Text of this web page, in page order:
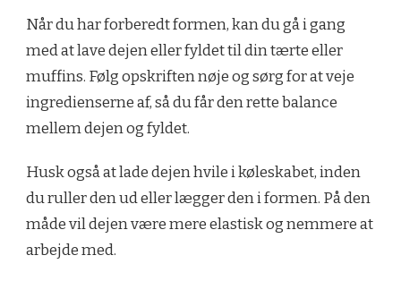
Når du har forberedt formen, kan du gå i gang
med at lave dejen eller fyldet til din tærte eller
muffins. Følg opskriften nøje og sørg for at veje
ingredienserne af, så du får den rette balance
mellem dejen og fyldet.
Husk også at lade dejen hvile i køleskabet, inden
du ruller den ud eller lægger den i formen. På den
måde vil dejen være mere elastisk og nemmere at
arbejde med.